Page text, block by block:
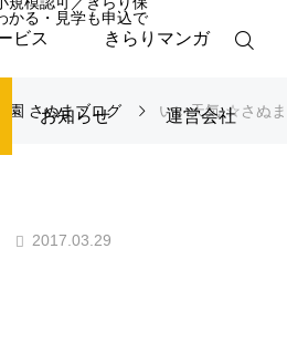
ビス きらりマンガ
お知らせ 運営会社
園 さぬまブログ いい天気 ☆さぬま
2017.03.29